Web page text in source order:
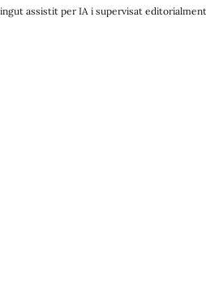
assistit per IA i supervisat editorialment